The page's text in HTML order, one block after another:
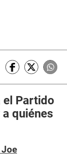
el Partido
quiénes
Joe